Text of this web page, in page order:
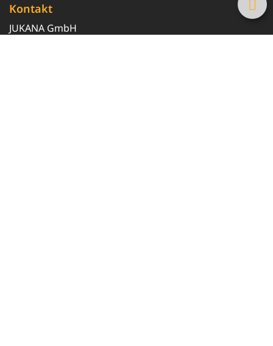
Kontakt
JUKANA GmbH